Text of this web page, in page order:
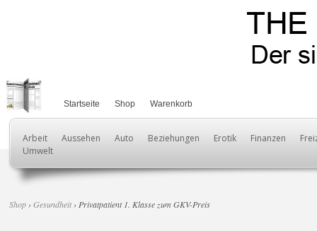
Startseite Shop Warenkorb
Arbeit Aussehen Auto Beziehungen Erotik Finanzen
Umwelt
Shop ›Gesundheit› Privatpatient 1. Klasse zum GKV-Preis